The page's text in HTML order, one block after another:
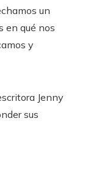
un
en qué nos
y
Jenny
sus